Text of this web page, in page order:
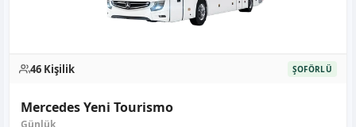
46 Kişilik ŞOFÖRLÜ
Mercedes Yeni Tourismo